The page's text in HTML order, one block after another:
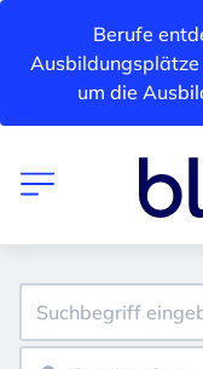
Berufe
Ausbildungsplätze
um die